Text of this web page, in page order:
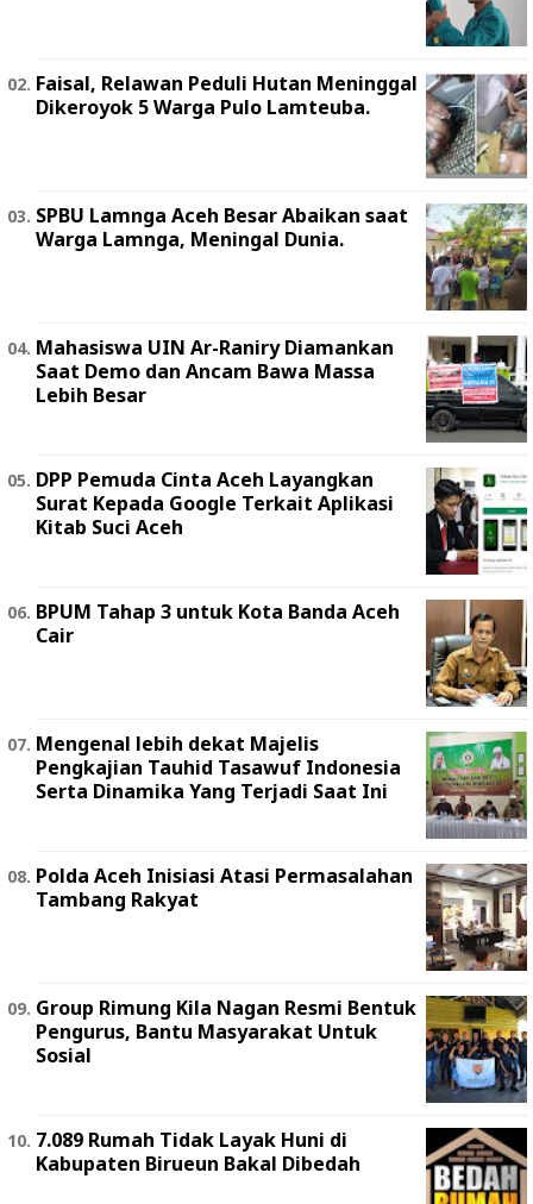
Faisal, Relawan Peduli Hutan Meninggal
Dikeroyok 5 Warga Pulo Lamteuba.
SPBU Lamnga Aceh Besar Abaikan saat
Warga Lamnga, Meningal Dunia.
Mahasiswa UIN Ar-Raniry Diamankan
Saat Demo dan Ancam Bawa Massa
Lebih Besar
DPP Pemuda Cinta Aceh Layangkan
Surat Kepada Google Terkait Aplikasi
Kitab Suci Aceh
BPUM Tahap 3 untuk Kota Banda Aceh
Cair
Mengenal lebih dekat Majelis
Pengkajian Tauhid Tasawuf Indonesia
Serta Dinamika Yang Terjadi Saat Ini
Polda Aceh Inisiasi Atasi Permasalahan
Tambang Rakyat
Group Rimung Kila Nagan Resmi Bentuk
Pengurus, Bantu Masyarakat Untuk
Sosial
7.089 Rumah Tidak Layak Huni di
Kabupaten Birueun Bakal Dibedah